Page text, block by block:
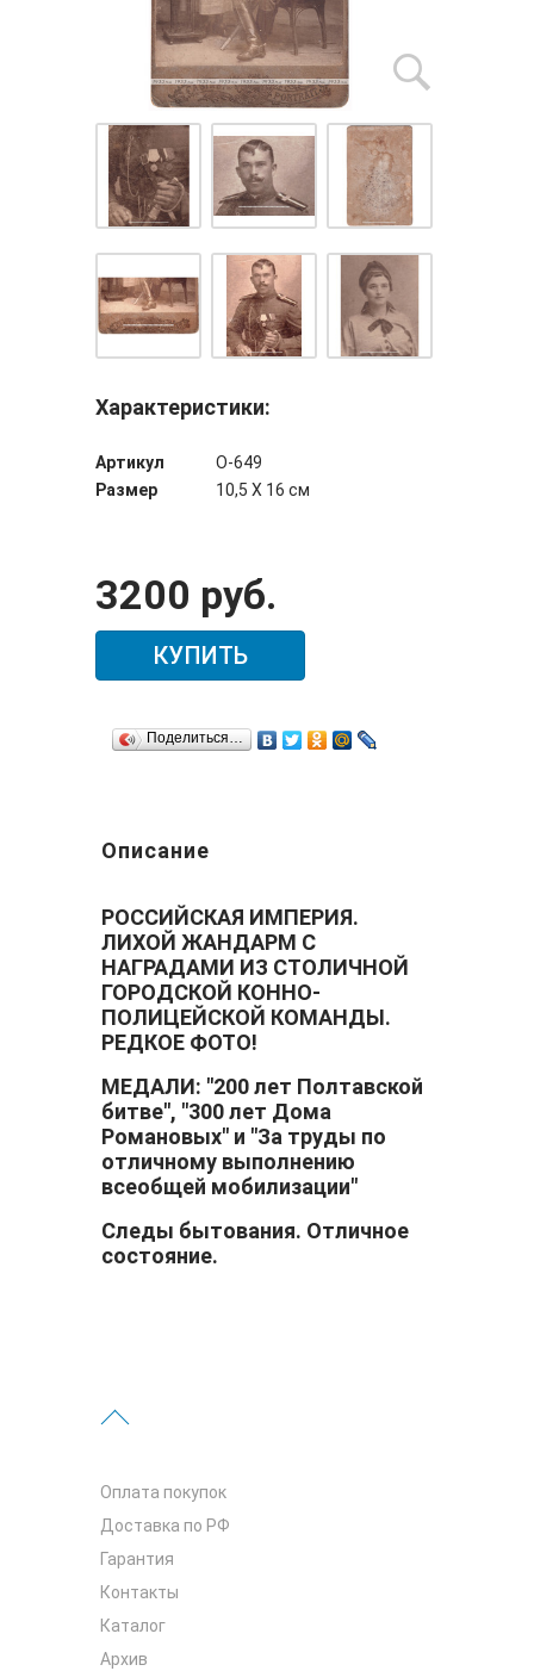
Характеристики:
Артикул
О-649
Размер
10,5 Х 16 см
3200 руб.
КУПИТЬ
Поделиться…
Описание
РОССИЙСКАЯ ИМПЕРИЯ.
ЛИХОЙ ЖАНДАРМ С
НАГРАДАМИ ИЗ СТОЛИЧНОЙ
ГОРОДСКОЙ КОННО-
ПОЛИЦЕЙСКОЙ КОМАНДЫ.
РЕДКОЕ ФОТО!
МЕДАЛИ: "200 лет Полтавской
битве", "300 лет Дома
Романовых" и "За труды по
отличному выполнению
всеобщей мобилизации"
Следы бытования. Отличное
состояние.
Оплата покупок
Доставка по РФ
Гарантия
Контакты
Каталог
Архив